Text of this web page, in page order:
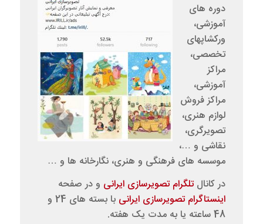
دوره های
آموزشی،
ورکشاپهای
تخصصی،
مراکز
آموزشی،
مراکز فروش
لوازم هنری،
تصویرگری،
نقاشی و …،
موسسه های فرهنگی و هنری، نگارخانه ها و …
در کانالتلگرام تصویرسازی ایرانی و در صفحه
اینستاگرام تصویرسازی ایرانی
با بسته های 24 و
48 ساعته یا به مدت یک هفته.